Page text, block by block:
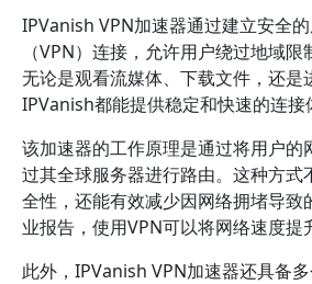
IPVanish VPN加速器通过建立安全
（VPN）连接，允许用户绕过地域限
无论是观看流媒体、下载文件，还是
IPVanish都能提供稳定和快速的连接
该加速器的工作原理是通过将用户的
过其全球服务器进行路由。这种方式
全性，还能有效减少因网络拥堵导致
业报告，使用VPN可以将网络速度提
此外，IPVanish VPN加速器还具备